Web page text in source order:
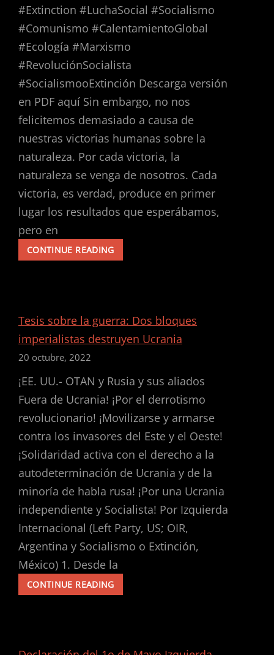
#Extinction #LuchaSocial #Socialismo
#Comunismo #CalentamientoGlobal
#Ecología #Marxismo
#RevoluciónSocialista
#SocialismooExtinción Descarga versión
en PDF aquí Sin embargo, no nos
felicitemos demasiado a causa de
nuestras victorias humanas sobre la
naturaleza. Por cada victoria, la
naturaleza se venga de nosotros. Cada
victoria, es verdad, produce en primer
lugar los resultados que esperábamos,
pero en
CONTINUE READINGMANIFIESTO
POR
MARXISTA
REVOLUCIONARIA
Y
Tesis sobre la guerra: Dos bloques
imperialistas destruyen Ucrania
20 octubre, 2022
¡EE. UU.- OTAN y Rusia y sus aliados
Fuera de Ucrania! ¡Por el derrotismo
revolucionario! ¡Movilizarse y armarse
contra los invasores del Este y el Oeste!
¡Solidaridad activa con el derecho a la
autodeterminación de Ucrania y de la
minoría de habla rusa! ¡Por una Ucrania
independiente y Socialista! Por Izquierda
Internacional (Left Party, US; OIR,
Argentina y Socialismo o Extinción,
México) 1. Desde la
CONTINUE READINGTESIS
SOBRE
BLOQUES